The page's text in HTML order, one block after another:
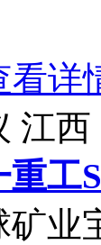
看详
江西
重工
矿业